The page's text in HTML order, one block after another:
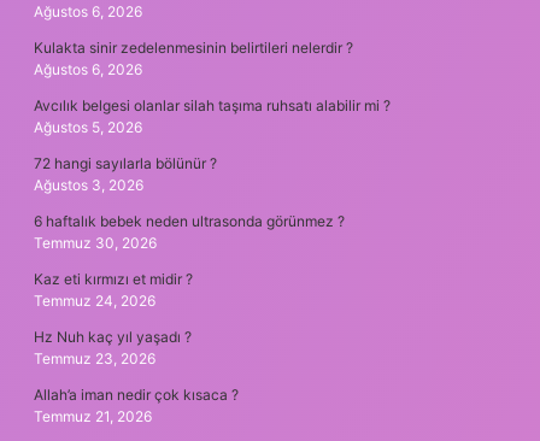
Ağustos 6, 2026
Kulakta sinir zedelenmesinin belirtileri nelerdir ?
Ağustos 6, 2026
Avcılık belgesi olanlar silah taşıma ruhsatı alabilir mi ?
Ağustos 5, 2026
72 hangi sayılarla bölünür ?
Ağustos 3, 2026
6 haftalık bebek neden ultrasonda görünmez ?
Temmuz 30, 2026
Kaz eti kırmızı et midir ?
Temmuz 24, 2026
Hz Nuh kaç yıl yaşadı ?
Temmuz 23, 2026
Allah’a iman nedir çok kısaca ?
Temmuz 21, 2026